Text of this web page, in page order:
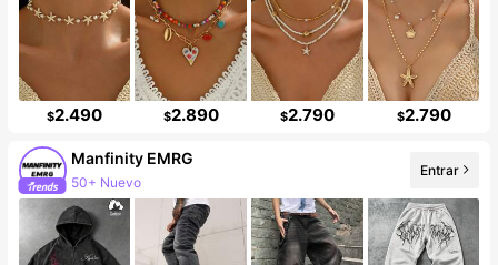
$2.490 $2.890 $2.790 $2.790
Manfinity EMRG
50+ Nuevo
Incremento de seguidores de 13%
Entrar